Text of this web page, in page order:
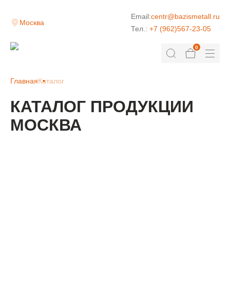
Москва
Email:centr@bazismetall.ru
Тел.: +7 (962)567-23-05
0
ГлавнаяКаталог
КАТАЛОГ ПРОДУКЦИИ
МОСКВА